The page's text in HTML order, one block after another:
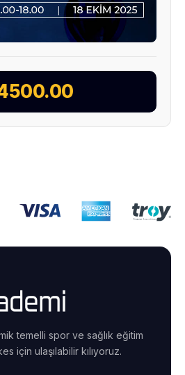
temelli spor ve sağlık eğitim
için ulaşılabilir kılıyoruz.